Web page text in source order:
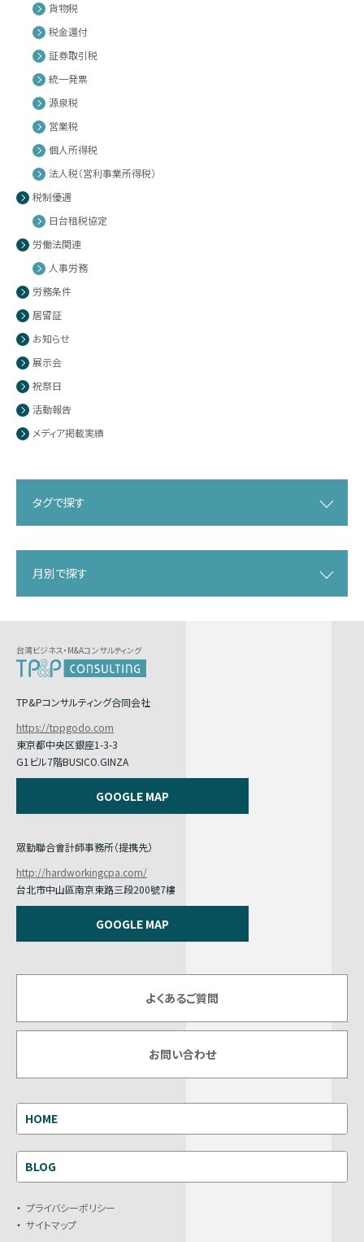
貨物税
税金還付
証券取引税
統一発票
源泉税
営業税
個人所得税
法人税（営利事業所得税）
税制優遇
日台租税協定
労働法関連
人事労務
労務条件
居留証
お知らせ
展示会
祝祭日
活動報告
メディア掲載実績
タグで探す
月別で探す
台湾ビジネス・M&Aコンサルティング
TP&Pコンサルティング合同会社
https://tppgodo.com
東京都中央区銀座1-3-3
G1ビル7階BUSICO.GINZA
GOOGLE MAP
眾勤聯合會計師事務所（提携先）
http://hardworkingcpa.com/
台北市中山區南京東路三段200號7樓
GOOGLE MAP
よくあるご質問
お問い合わせ
HOME
BLOG
プライバシーポリシー
サイトマップ